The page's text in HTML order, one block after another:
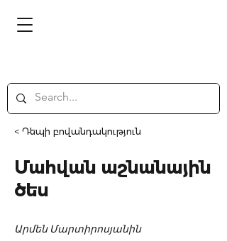
< Դեպի բովանդակություն
Մահվան աշնանային
ծես
Արմեն Մարտիրոսյանին